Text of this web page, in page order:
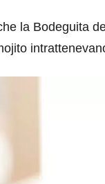
la Bodeguita